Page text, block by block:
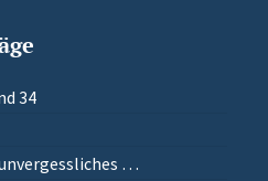
34
…